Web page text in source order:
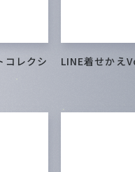
コレクシ
LINE着せかえ